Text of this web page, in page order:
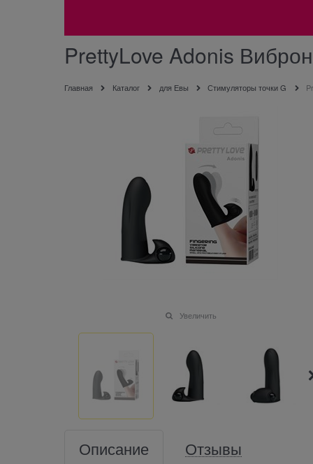
PrettyLove Adonis
Главная Каталог для Евы Стимуляторы точки G
Увеличить
Описание Отзывы